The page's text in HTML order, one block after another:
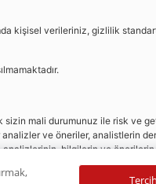
kişisel verileriniz, gizlilik
mali durumunuz ile risk ve
ve öneriler, analistlerin
bilgilerin ve önerilerin